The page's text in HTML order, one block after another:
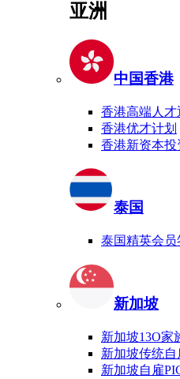
亚洲
中国香港
香港高端人才
香港优才计划
香港新资本投
泰国
泰国精英会员
新加坡
新加坡13O家
新加坡传统自
新加坡自雇